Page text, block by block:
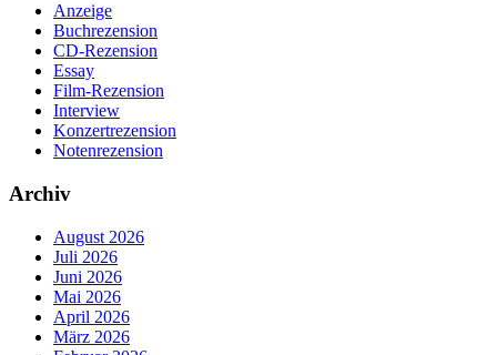
Anzeige
Buchrezension
CD-Rezension
Essay
Film-Rezension
Interview
Konzertrezension
Notenrezension
Archiv
August 2026
Juli 2026
Juni 2026
Mai 2026
April 2026
März 2026